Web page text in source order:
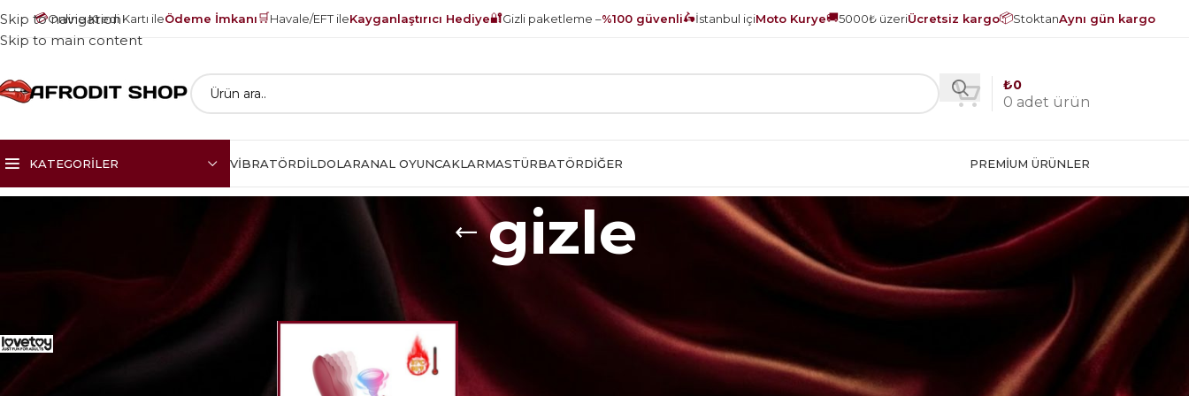
💳Online Kredi Kartı ileÖdeme İmkanı🛒Havale/EFT ileKayganlaştırıcı Hediye🔐Gizli paketleme –%100 güvenli🛵İstanbul içiMoto Kurye🚚5000₺ üzeriÜcretsiz kargo📦StoktanAynı gün kargo
Skip to navigation
Skip to main content
0 adet ürün
₺0
KATEGORILER VIBRATÖRDILDOLARANAL OYUNCAKLARMASTÜRBATÖRDIĞER PREMIUM ÜRÜNLER
gizle
Ürünler “gizle” olarak etiketlendi 18 24